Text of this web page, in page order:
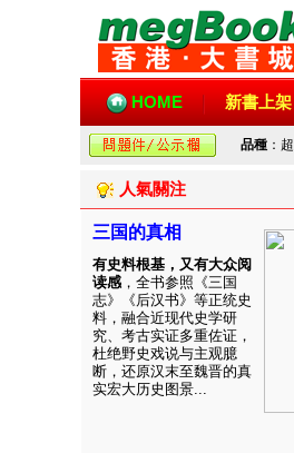
HOME 新書上架
品種 ：
人氣關注
三国的真相
有史料根基，又有大众阅
读感 ，全书参照《三国
志》《后汉书》等正统史
料，融合近现代史学研
究、考古实证多重佐证，
杜绝野史戏说与主观臆
断，还原汉末至魏晋的真
实宏大历史图景...